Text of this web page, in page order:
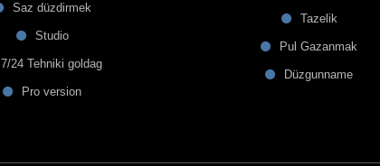
Saz düzdirmek
Studio
7/24 Tehniki goldag
Pro version
Tazelik
Pul Gazanmak
Düzgunname